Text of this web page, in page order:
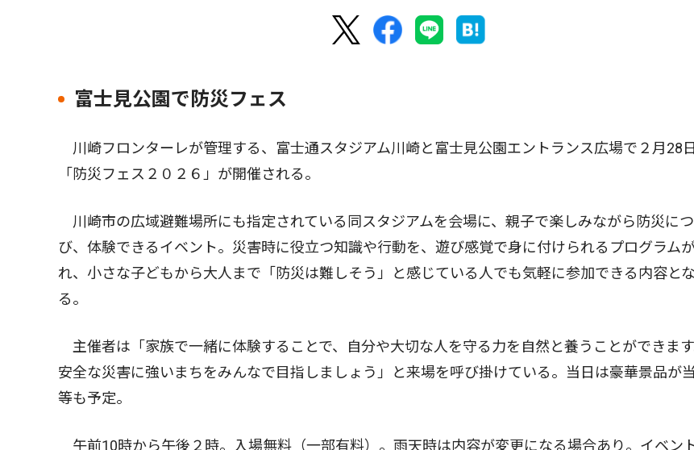
富士見公園で防災フェス
川崎フロンターレが管理する、富士通スタジアム川崎と富士見公園エントランス広場で２月28日
「防災フェス２０２６」が開催される。
川崎市の広域避難場所にも指定されている同スタジアムを会場に、親子で楽しみながら防災に
び、体験できるイベント。災害時に役立つ知識や行動を、遊び感覚で身に付けられるプログラム
れ、小さな子どもから大人まで「防災は難しそう」と感じている人でも気軽に参加できる内容と
る。
主催者は「家族で一緒に体験することで、自分や大切な人を守る力を自然と養うことができます
安全な災害に強いまちをみんなで目指しましょう」と来場を呼び掛けている。当日は豪華景品が
等も予定。
午前10時から午後２時。入場無料（一部有料）。雨天時は内容が変更になる場合あり。イベン